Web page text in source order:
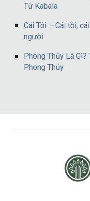
Từ Kabala
Cái Tôi – Cái tồi,
người
Phong Thủy Là Gì?
Phong Thủy